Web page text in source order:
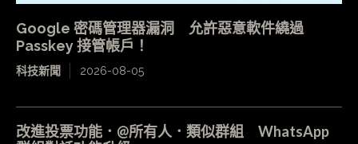
Google 密碼管理器漏洞 允許惡意軟件繞過
Passkey 接管帳戶！
科技新聞 2026-08-05
改進投票功能．@所有人．類似群組 WhatsApp